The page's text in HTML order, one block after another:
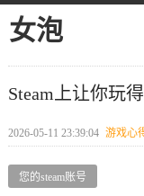
女泡
Steam上让你玩
2026-05-11 23:39:04 游戏心
您的steam账号